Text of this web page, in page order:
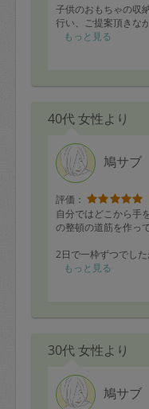
子供のおもちゃの収
行い、ご提案頂きな
ろ、疎遠になってい
1番の悩みだった洗
善までにもう少し時
もっと見る
40代 女性より
鳩サブ
評価：
自分ではどこから手
の整頓の道筋を作っ
2日で一枠ずつでし
もちゃなど様々なも
バイスをいただきま
今後もお願いして、
もっと見る
30代 女性より
鳩サブ